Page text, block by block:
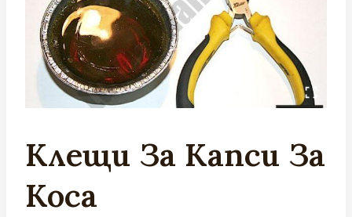
Клещи За Капси За
Коса